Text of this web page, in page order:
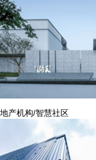
地产机构/智慧社区